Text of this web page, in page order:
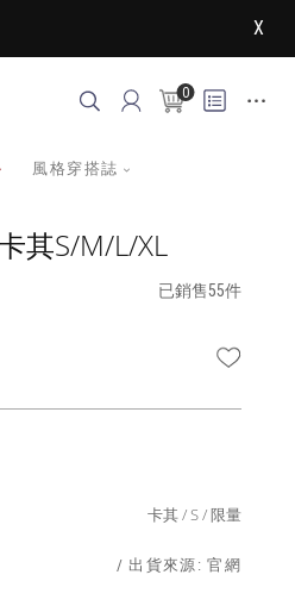
X
0
風格穿搭誌
其S/M/L/XL
已銷售55件
卡其 S 限量
/ 出貨來源:官網